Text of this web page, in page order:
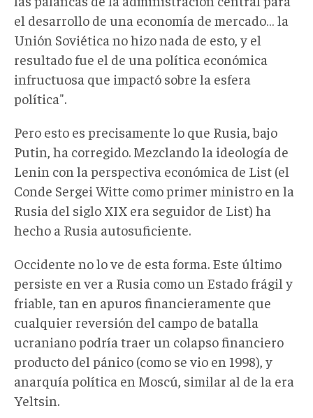
el desarrollo de una economía de mercado… la
Unión Soviética no hizo nada de esto, y el
resultado fue el de una política económica
infructuosa que impactó sobre la esfera
política".
Pero esto es precisamente lo que Rusia, bajo
Putin, ha corregido. Mezclando la ideología de
Lenin con la perspectiva económica de List (el
Conde Sergei Witte como primer ministro en la
Rusia del siglo XIX era seguidor de List) ha
hecho a Rusia autosuficiente.
Occidente no lo ve de esta forma. Este último
persiste en ver a Rusia como un Estado frágil y
friable, tan en apuros financieramente que
cualquier reversión del campo de batalla
ucraniano podría traer un colapso financiero
producto del pánico (como se vio en 1998), y
anarquía política en Moscú, similar al de la era
Yeltsin.